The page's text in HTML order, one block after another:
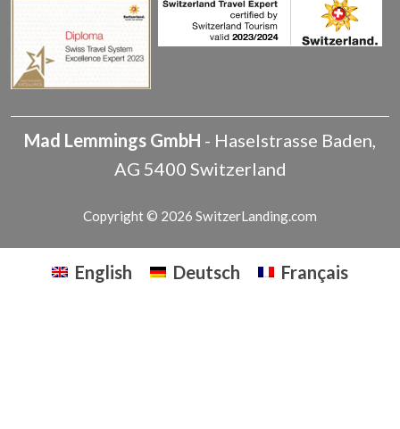
Mad Lemmings GmbH - Haselstrasse Baden
AG 5400 Switzerland
Copyright © 2026 SwitzerLanding.com
English Deutsch Français